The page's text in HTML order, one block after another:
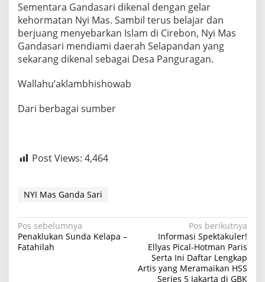
Sementara Gandasari dikenal dengan gelar
kehormatan Nyi Mas. Sambil terus belajar dan
berjuang menyebarkan Islam di Cirebon, Nyi Mas
Gandasari mendiami daerah Selapandan yang
sekarang dikenal sebagai Desa Panguragan.
Wallahu’aklambhishowab
Dari berbagai sumber
Post Views: 4,464
NYI Mas Ganda Sari
N
a
Pos sebelumnya
Penaklukan Sunda Kelapa –
Fatahilah
Pos berikutnya
Informasi Spektakuler!
Ellyas Pical-Hotman Paris
Serta Ini Daftar Lengkap
Artis yang Meramaikan HSS
Series 5 Jakarta di GBK